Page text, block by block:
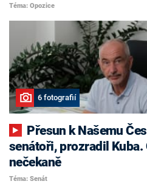
Téma: Opozice
6 fotografií
senátoři, prozradil Kuba.
nečekaně
Téma: Senát